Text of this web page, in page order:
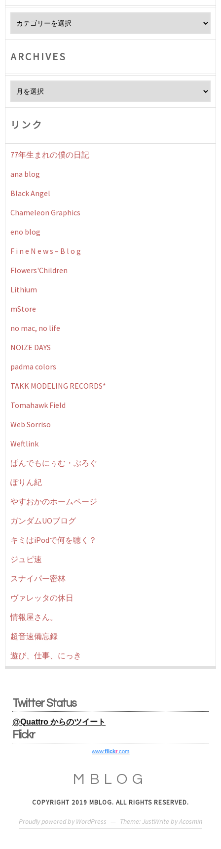
ARCHIVES
リンク
77年生まれの僕の日記
ana blog
Black Angel
Chameleon Graphics
eno blog
F i n e N e w s – B l o g
Flowers'Children
Lithium
mStore
no mac, no life
NOIZE DAYS
padma colors
TAKK MODELING RECORDS*
Tomahawk Field
Web Sorriso
Weftlink
ぱんでもにぅむ・ぶろぐ
ぽりん紀
やすおかのホームページ
ガンダムUOブログ
キミはiPodで何を聴く？
ジュピ速
スナイパー密林
ヴァレッタの休日
情報屋さん。
超音速備忘録
遊び、仕事、にっき
Twitter Status
@Quattro からのツイート
Flickr
www.flickr.com
MBLOG
COPYRIGHT 2019 MBLOG. ALL RIGHTS RESERVED.
Proudly powered by WordPress — Theme: JustWrite byAcosmin